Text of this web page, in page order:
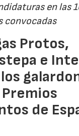
en las
convocadas
Protos,
e
de